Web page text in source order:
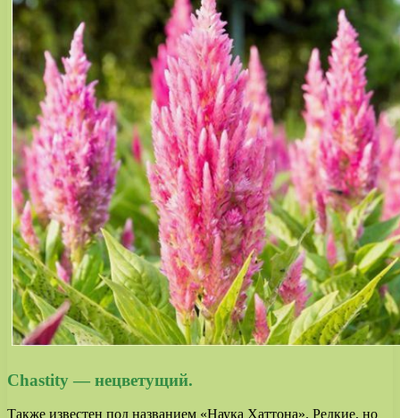
Chastity — нецветущий.
Также известен под названием «Наука Хаттона». Редкие, но